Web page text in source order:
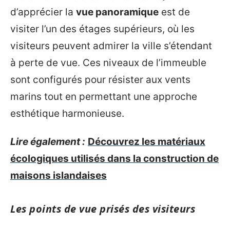
d’apprécier la vue panoramique est de
visiter l’un des étages supérieurs, où les
visiteurs peuvent admirer la ville s’étendant
à perte de vue. Ces niveaux de l’immeuble
sont configurés pour résister aux vents
marins tout en permettant une approche
esthétique harmonieuse.
Lire également : Découvrez les matériaux
écologiques utilisés dans la construction de
maisons islandaises
Les points de vue prisés des visiteurs